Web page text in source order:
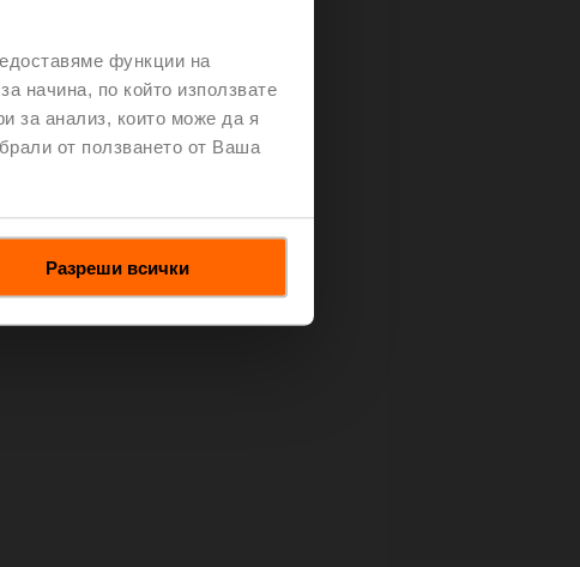
функции на
начина, по който използвате
за анализ, които може да я
от ползването от Ваша
Разреши всички